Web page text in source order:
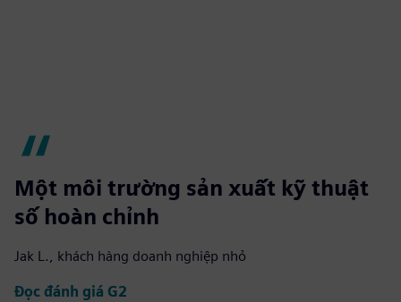
Một môi trường sản xuất kỹ thuật
số hoàn chỉnh
Jak L., khách hàng doanh nghiệp nhỏ
Đọc đánh giá G2